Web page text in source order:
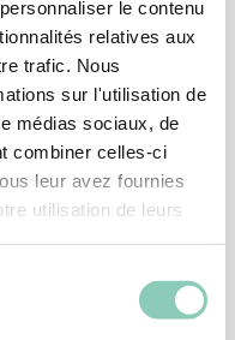
le contenu
relatives aux
trafic. Nous
sur l'utilisation de
médias sociaux, de
combiner celles-ci
leur avez fournies
utilisation de leurs